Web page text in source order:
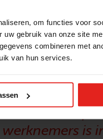
om functies voor
gebruik van onze site
combineren met
van hun services.
“Met je hart
werkvloer
werknemers is